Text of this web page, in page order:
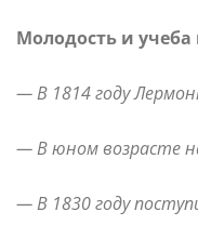
Молодость и учеба
— В 1814 году
— В юном возрасте
— В 1830 году